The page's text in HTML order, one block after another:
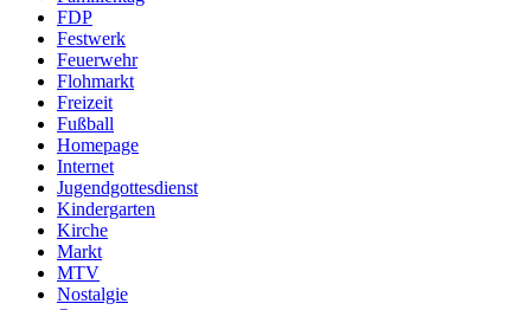
FDP
Festwerk
Feuerwehr
Flohmarkt
Freizeit
Fußball
Homepage
Internet
Jugendgottesdienst
Kindergarten
Kirche
Markt
MTV
Nostalgie